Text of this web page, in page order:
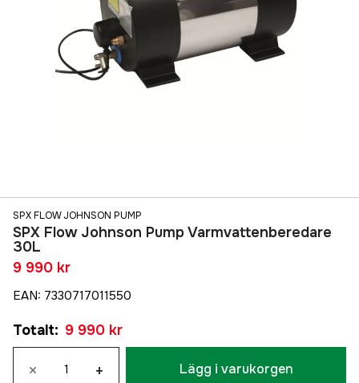
SPX FLOW JOHNSON PUMP
SPX Flow Johnson Pump Varmvattenberedare
30L
9 990 kr
EAN: 7330717011550
Totalt: 9 990 kr
× + Lägg i varukorgen